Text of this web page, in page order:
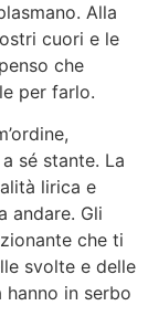
Alla
cuori e le
che
per farlo.
sé stante. La
lirica e
andare. Gli
che ti
svolte e delle
hanno in serbo